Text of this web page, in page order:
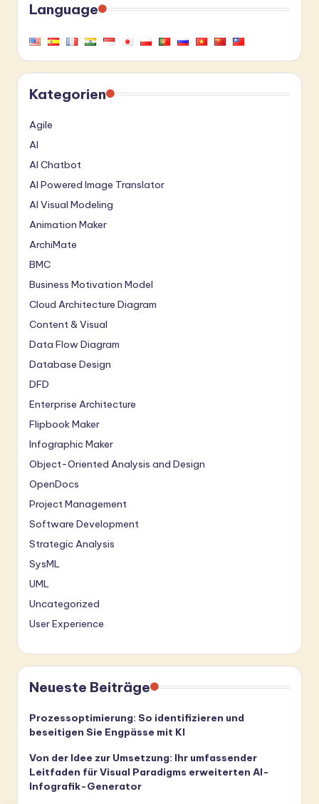
Language
Kategorien
Agile
AI
AI Chatbot
AI Powered Image Translator
AI Visual Modeling
Animation Maker
ArchiMate
BMC
Business Motivation Model
Cloud Architecture Diagram
Content & Visual
Data Flow Diagram
Database Design
DFD
Enterprise Architecture
Flipbook Maker
Infographic Maker
Object-Oriented Analysis and Design
OpenDocs
Project Management
Software Development
Strategic Analysis
SysML
UML
Uncategorized
User Experience
Neueste Beiträge
Prozessoptimierung: So identifizieren und
beseitigen Sie Engpässe mit KI
Von der Idee zur Umsetzung: Ihr umfassender
Leitfaden für Visual Paradigms erweiterten AI-
Infografik-Generator